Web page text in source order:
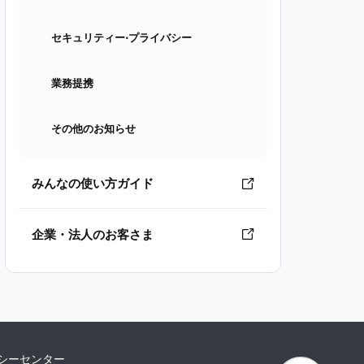
セキュリティー⋅プライバシー
業務提携
その他のお知らせ
みんなの使い方ガイド
企業・法人のお客さま
ーセンター